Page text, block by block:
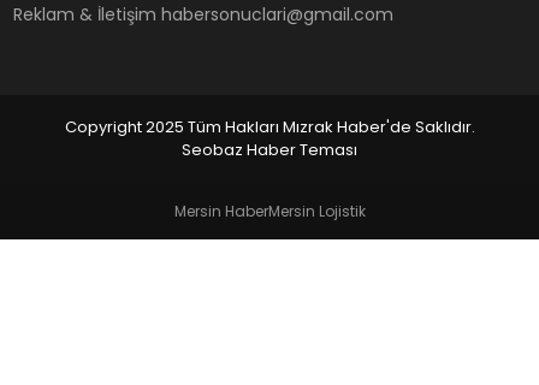
Reklam & İletişimhabersonuclari@gmail.com
Copyright 2025 Tüm Hakları Mızrak Haber'de Saklıdır.
Seobaz Haber Teması
Mersin HaberMersin Lojistik